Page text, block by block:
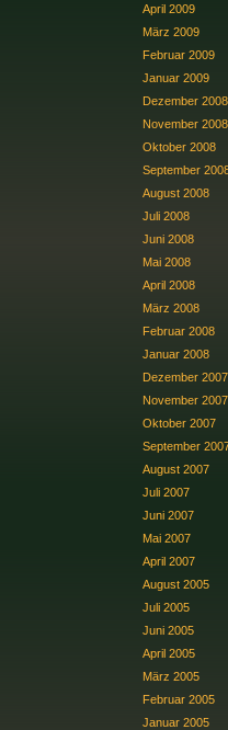
April 2009
März 2009
Februar 2009
Januar 2009
Dezember 2008
November 2008
Oktober 2008
September
August 2008
Juli 2008
Juni 2008
Mai 2008
April 2008
März 2008
Februar 2008
Januar 2008
Dezember 2007
November 2007
Oktober 2007
September
August 2007
Juli 2007
Juni 2007
Mai 2007
April 2007
August 2005
Juli 2005
Juni 2005
April 2005
März 2005
Februar 2005
Januar 2005